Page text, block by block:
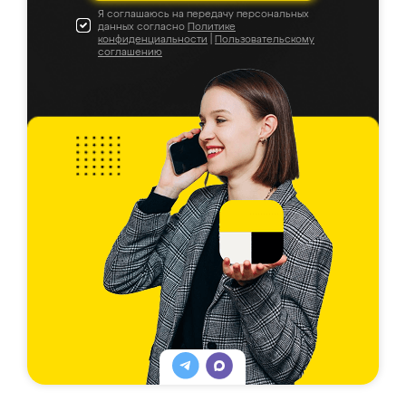
Я соглашаюсь на передачу персональных
данных согласно Политике
конфиденциальности
Пользовательскому
соглашению